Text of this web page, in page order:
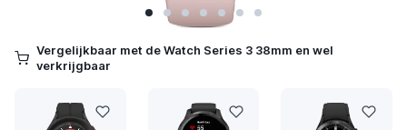
Vergelijkbaar met de Watch Series 3 38mm en wel
verkrijgbaar